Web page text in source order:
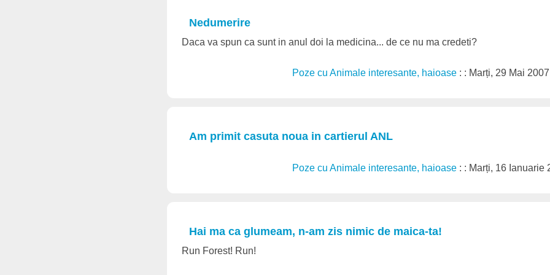
Nedumerire
Daca va spun ca sunt in anul doi la medicina... de ce nu ma credeti?
Poze cu Animale interesante, haioase : : Marți, 29 Mai 2007
Am primit casuta noua in cartierul ANL
Poze cu Animale interesante, haioase : : Marți, 16 Ianuarie
Hai ma ca glumeam, n-am zis nimic de maica-ta!
Run Forest! Run!